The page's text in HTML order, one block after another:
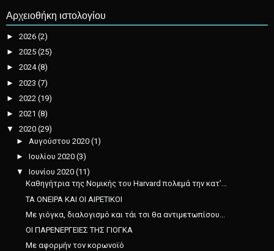
Αρχειοθήκη ιστολογίου
► 2026 (2)
► 2025 (25)
► 2024(8)
► 2023 (7)
► 2022 (19)
► 2021 (8)
▼ 2020 (29)
► Αυγούστου 2020 (1)
► Ιουλίου 2020 (3)
▼ Ιουνίου 2020 (11)
Καθηγήτρια της Νομικής του Harvard πολεμά την κατ’...
ΤΑ ΟΝΕΙΡΑ ΚΑΙ ΟΙ ΑΙΡΕΤΙΚΟΙ
Με γιόγκα, διαλογισμό και τάι τσι θα αντιμετωπίσου...
ΟΙ ΠΑΡΕΝΕΡΓΕΙΕΣ ΤΗΣ ΓΙΟΓΚΑ
Με αφορμήν τον κορωνοϊό